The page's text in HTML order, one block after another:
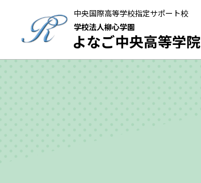
中央国際高等学校指定サポート校
学校法人柳心学園
よなご中央高等学院